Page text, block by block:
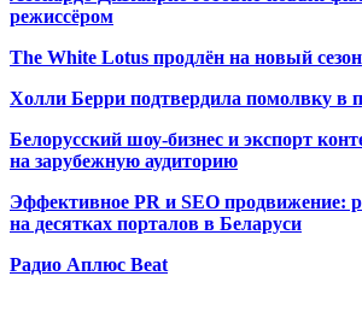
режиссёром
The White Lotus продлён на новый сезон
Холли Берри подтвердила помолвку в
Белорусский шоу-бизнес и экспорт
на зарубежную аудиторию
Эффективное PR и SEO продвижение:
на десятках порталов в Беларуси
Радио Аплюс Beat